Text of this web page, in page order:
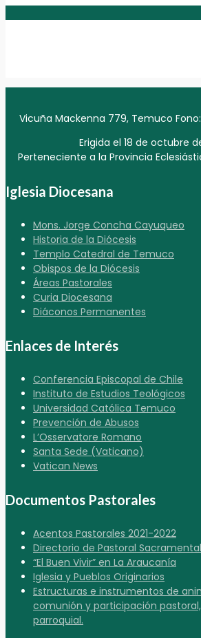
Vicuña Mackenna 779, Temuco
Erigida el 18 de octubre
Perteneciente a la Provincia
Iglesia Diocesana
Mons. Jorge Concha Cayuqueo
Historia de la Diócesis
Templo Catedral de Temuco
Obispos de la Diócesis
Áreas Pastorales
Curia Diocesana
Diáconos Permanentes
Enlaces de Interés
Conferencia Episcopal de Chile
Instituto de Estudios Teológicos
Universidad Católica Temuco
Prevención de Abusos
L’Osservatore Romano
Santa Sede (Vaticano)
Vatican News
Documentos Pastorales
Acentos Pastorales 2021-2022
Directorio de Pastoral Sacramental
“El Buen Vivir” en La Araucanía
Iglesia y Pueblos Originarios
Estructuras e instrumentos de
comunión y participación
parroquial.